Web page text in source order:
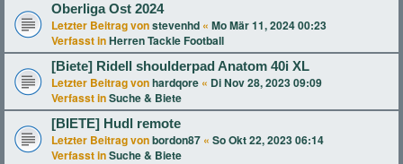
Oberliga Ost 2024
Letzter Beitrag vonstevenhd « Mo Mär 11, 2024 00:23
Verfasst inHerren Tackle Football
[Biete] Ridell shoulderpad Anatom 40i XL
Letzter Beitrag vonhardqore « Di Nov 28, 2023 09:09
Verfasst inSuche & Biete
[BIETE] Hudl remote
Letzter Beitrag vonbordon87 « So Okt 22, 2023 06:14
Verfasst inSuche & Biete